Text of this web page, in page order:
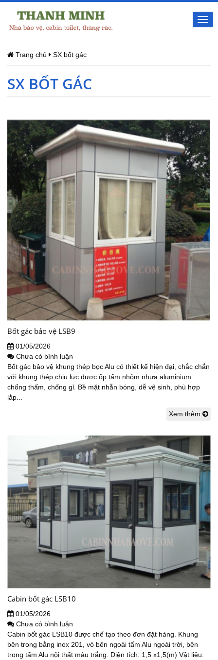
Trang chủ SX bốt gác
SX BỐT GÁC
Bốt gác bảo vệ LSB9
01/05/2026
Chưa có bình luận
Bốt gác bảo vệ khung thép bọc Alu có thiết kế hiện đại, chắc chắn
với khung thép chịu lực được ốp tấm nhôm nhựa aluminium
chống thấm, chống gỉ. Bề mặt nhẵn bóng, dễ vệ sinh, phù hợp
lắp...
Xem thêm
Cabin bốt gác LSB10
01/05/2026
Chưa có bình luận
Cabin bốt gác LSB10 được chế tạo theo đơn đặt hàng. Khung
bên trong bằng inox 201, vỏ bên ngoài tấm Alu ngoài trời, bên
trong tấm Alu nội thất màu trắng. Diện tích: 1,5 x1,5(m) Vật liệu: